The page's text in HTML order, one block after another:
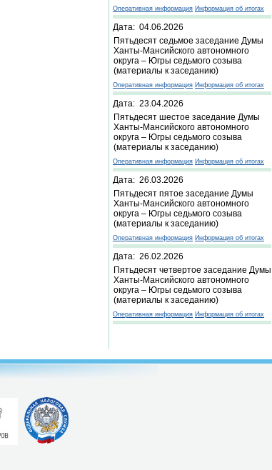
Оперативная информация Информация об итогах
Дата: 04.06.2026
Пятьдесят седьмое заседание Думы
Ханты-Мансийского автономного
округа – Югры седьмого созыва
(материалы к заседанию)
Оперативная информация Информация об итогах
Дата: 23.04.2026
Пятьдесят шестое заседание Думы
Ханты-Мансийского автономного
округа – Югры седьмого созыва
(материалы к заседанию)
Оперативная информация Информация об итогах
Дата: 26.03.2026
Пятьдесят пятое заседание Думы
Ханты-Мансийского автономного
округа – Югры седьмого созыва
(материалы к заседанию)
Оперативная информация Информация об итогах
Дата: 26.02.2026
Пятьдесят четвертое заседание Думы
Ханты-Мансийского автономного
округа – Югры седьмого созыва
(материалы к заседанию)
Оперативная информация Информация об итогах